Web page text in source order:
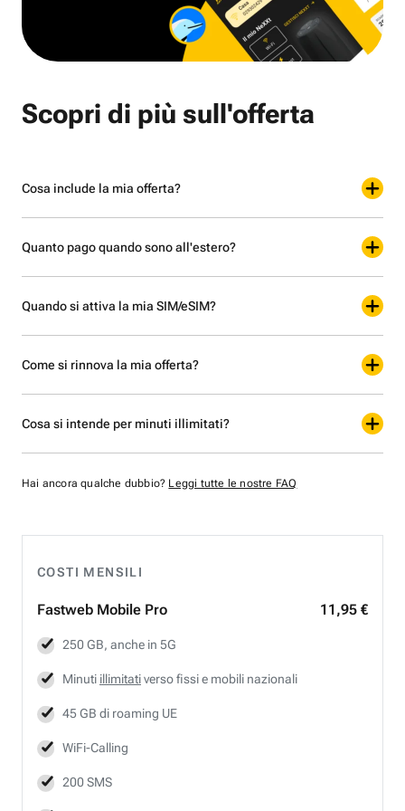
COSTI MENSILI
Fastweb Mobile Pro 11,95 €
250 GB, anche in 5G
Minuti illimitativerso fissi e mobili nazionali
45 GB di roaming UE
WiFi-Calling
200 SMS
Scopri di più sull'offerta
Cosa include la mia offerta?
Quanto pago quando sono all'estero?
Quando si attiva la mia SIM/eSIM?
Come si rinnova la mia offerta?
Cosa si intende per minuti illimitati?
Hai ancora qualche dubbio? Leggi tutte le nostre FAQ